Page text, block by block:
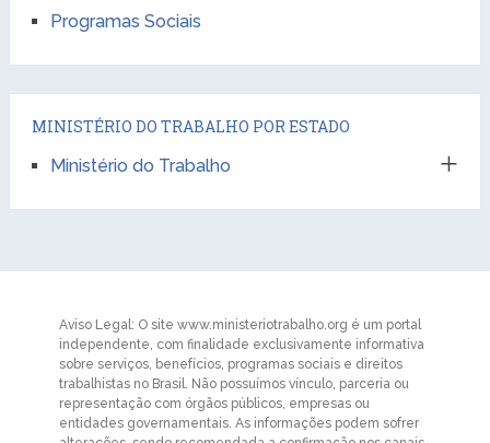
Programas Sociais
MINISTÉRIO DO TRABALHO POR ESTADO
Ministério do Trabalho
Aviso Legal: O site www.ministeriotrabalho.org é um portal
independente, com finalidade exclusivamente informativa
sobre serviços, benefícios, programas sociais e direitos
trabalhistas no Brasil. Não possuímos vínculo, parceria ou
representação com órgãos públicos, empresas ou
entidades governamentais. As informações podem sofrer